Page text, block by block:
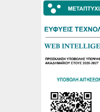
Πρόγραμμα Εξεταστικής
2025-26
18/06/2026
Πρόγραμμα
19/02/2026
Περισσότερα...